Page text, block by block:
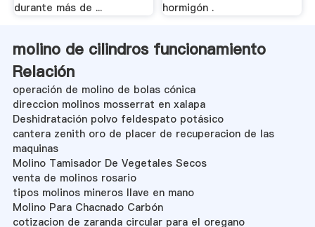
durante más de ...
hormigón .
molino de cilindros funcionamiento
Relación
operación de molino de bolas cónica
direccion molinos mosserrat en xalapa
Deshidratación polvo feldespato potásico
cantera zenith oro de placer de recuperacion de las
maquinas
Molino Tamisador De Vegetales Secos
venta de molinos rosario
tipos molinos mineros llave en mano
Molino Para Chacnado Carbón
cotizacion de zaranda circular para el oregano